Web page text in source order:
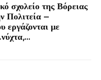
σχολείο της Βόρειας
Πολιτεία –
εργάζονται με